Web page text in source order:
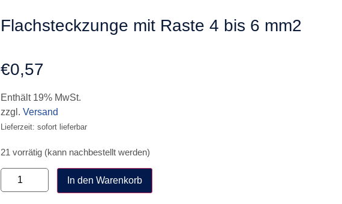
Flachsteckzunge mit Raste 4 bis 6 mm2
€0,57
Enthält 19% MwSt.
zzgl.Versand
Lieferzeit: sofort lieferbar
21 vorrätig (kann nachbestellt werden)
In den Warenkorb